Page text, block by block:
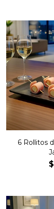
Seis
palmitos
6 Rollitos
$